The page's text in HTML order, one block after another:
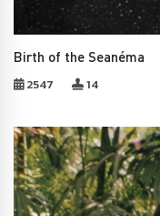
Birth of the Seanéma
2547 14